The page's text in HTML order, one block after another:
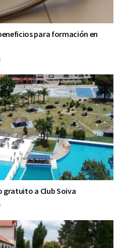
para formación en
gratuito a Club Soiva